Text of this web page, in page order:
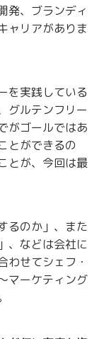
発、ブランディ
ャリアがありま
を実践している
グルテンフリー
がゴールではあ
とができるの
とが、今回は最
るのか」、また
、などは会社に
わせてシェフ・
マーケティング